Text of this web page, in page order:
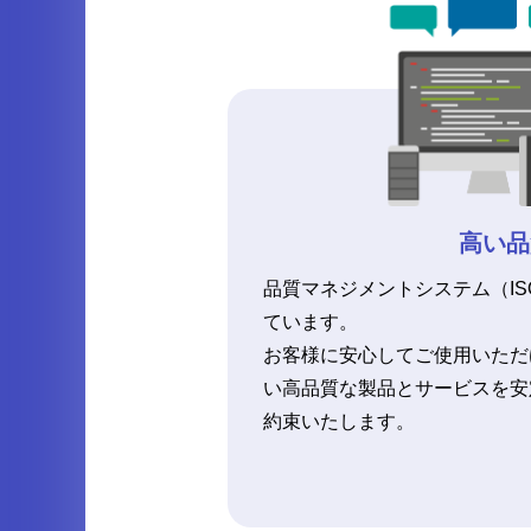
高い
品質マネジメントシステム（
ています。
お客様に安心してご使用いた
い高品質な製品とサービスを
約束いたします。